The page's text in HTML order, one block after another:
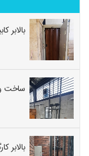
بالابر
ساخت و
بالابر